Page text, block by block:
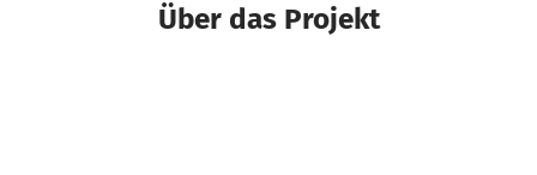
Über das Projekt